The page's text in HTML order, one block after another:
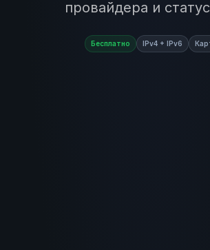
провайдера и
Бесплатно IPv4 + IPv6